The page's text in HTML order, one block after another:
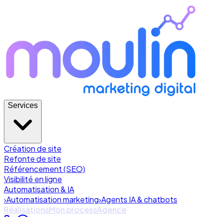
Services
Création de site
Refonte de site
Référencement (SEO)
Visibilité en ligne
Automatisation & IA
›Automatisation marketing›Agents IA & chatbots
RéalisationsMon processAgence